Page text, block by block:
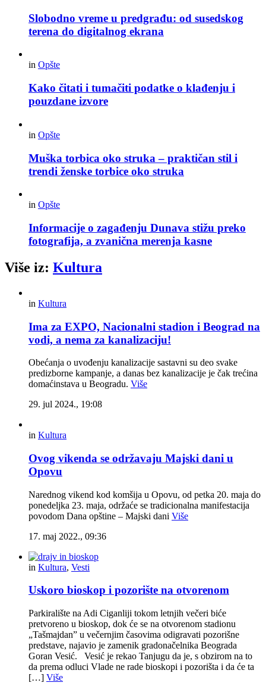
Slobodno vreme u predgrađu: od susedskog
terena do digitalnog ekrana
in Opšte
Kako čitati i tumačiti podatke o klađenju i
pouzdane izvore
in Opšte
Muška torbica oko struka – praktičan stil i
trendi ženske torbice oko struka
in Opšte
Informacije o zagađenju Dunava stižu preko
fotografija, a zvanična merenja kasne
Više iz: Kultura
in Kultura
Ima za EXPO, Nacionalni stadion i Beograd na
vodi, a nema za kanalizaciju!
Obećanja o uvođenju kanalizacije sastavni su deo svake
predizborne kampanje, a danas bez kanalizacije je čak trećina
domaćinstava u Beogradu. Više
29. jul 2024., 19:08
in Kultura
Ovog vikenda se održavaju Majski dani u
Opovu
Narednog vikend kod komšija u Opovu, od petka 20. maja do
ponedeljka 23. maja, održaće se tradicionalna manifestacija
povodom Dana opštine – Majski dani Više
17. maj 2022., 09:36
in Kultura, Vesti
Uskoro bioskop i pozorište na otvorenom
Parkiralište na Adi Ciganliji tokom letnjih večeri biće
pretvoreno u bioskop, dok će se na otvorenom stadionu
„Tašmajdan” u večernjim časovima odigravati pozorišne
predstave, najavio je zamenik gradonačelnika Beograda
Goran Vesić. Vesić je rekao Tanjugu da je, s obzirom na to
da prema odluci Vlade ne rade bioskopi i pozorišta i da će ta
[…] Više